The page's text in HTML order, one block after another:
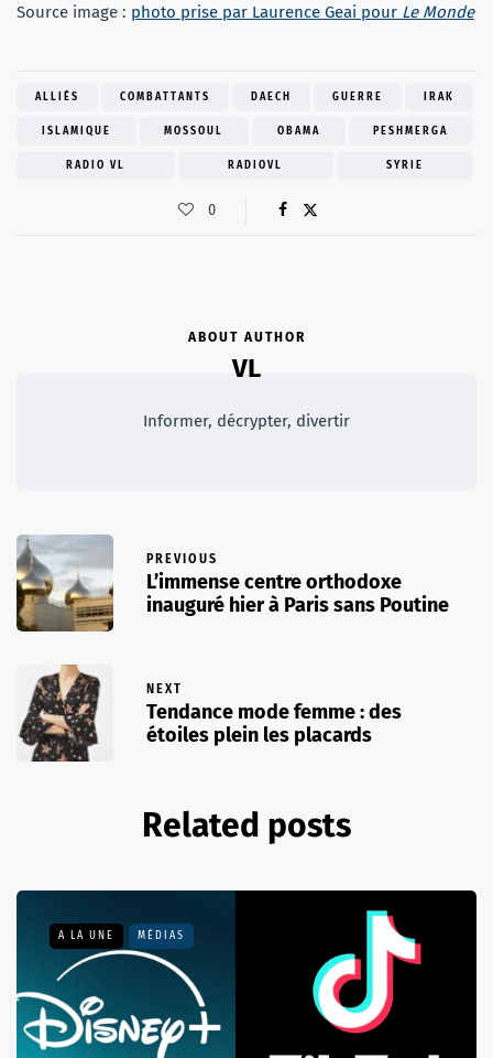
Source image : photo prise par Laurence Geai pour Le Monde
ALLIÉS COMBATTANTS DAECH GUERRE IRAK
ISLAMIQUE MOSSOUL OBAMA PESHMERGA
RADIO VL RADIOVL SYRIE
0
ABOUT AUTHOR
VL
Informer, décrypter, divertir
PREVIOUS
L’immense centre orthodoxe
inauguré hier à Paris sans Poutine
NEXT
Tendance mode femme : des
étoiles plein les placards
Related posts
A LA UNE MÉDIAS